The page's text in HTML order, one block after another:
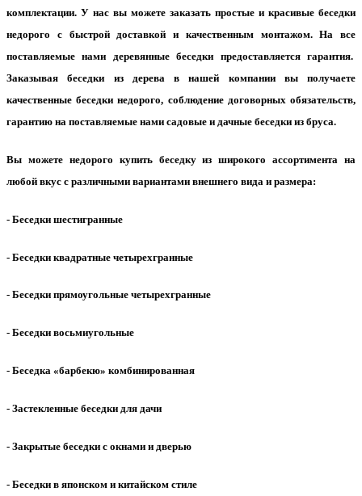
комплектации. У нас вы можете заказать простые и красивые беседки
недорого с быстрой доставкой и качественным монтажом. На все
поставляемые нами деревянные беседки предоставляется гарантия.
Заказывая беседки из дерева в нашей компании вы получаете
качественные беседки недорого, соблюдение договорных обязательств,
гарантию на поставляемые нами садовые и дачные беседки из бруса.
Вы можете недорого купить беседку из широкого ассортимента на
любой вкус с различными вариантами внешнего вида и размера:
- Беседки шестигранные
- Беседки квадратные четырехгранные
- Беседки прямоугольные четырехгранные
- Беседки восьмиугольные
- Беседка «барбекю» комбинированная
- Застекленные беседки для дачи
- Закрытые беседки с окнами и дверью
- Беседки в японском и китайском стиле